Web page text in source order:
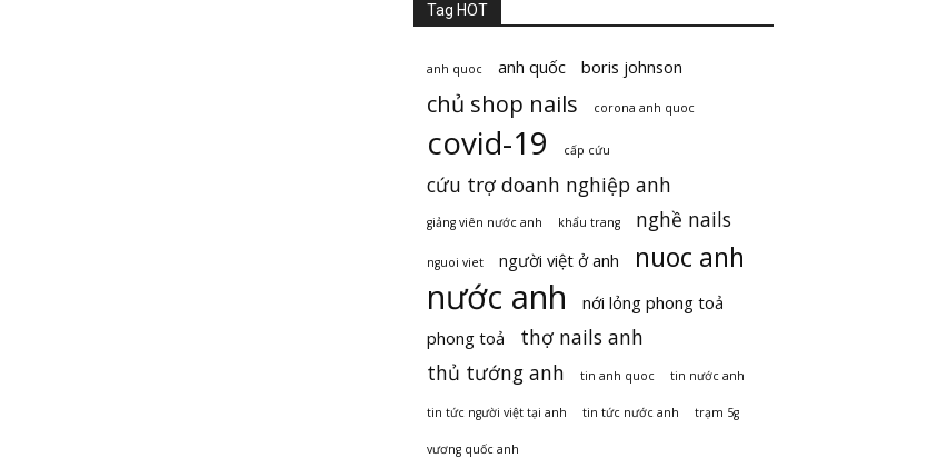
Tag HOT
anh quoc anh quốc boris johnson
chủ shop nails corona anh quoc
covid-19 cấp cứu
cứu trợ doanh nghiệp anh
giảng viên nước anh khẩu trang nghề nails
nguoi viet người việt ở anh nuoc anh
nước anh
nới lỏng phong toả
phong toả
thợ nails anh
thủ tướng anh
tin anh quoc tin nước anh
tin tức người việt tại anh tin tức nước anh trạm 5g
vương quốc anh